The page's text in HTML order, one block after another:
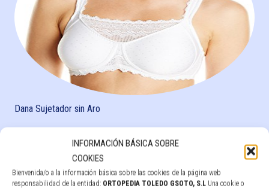
INFORMACIÓN BÁSICA SOBRE
COOKIES
Bienvenida/o a la información básica sobre las cookies de la página web
responsabilidad de la entidad: ORTOPEDIA TOLEDO GSOTO, S.L Una cookie o
Dana Sujetador sin Aro